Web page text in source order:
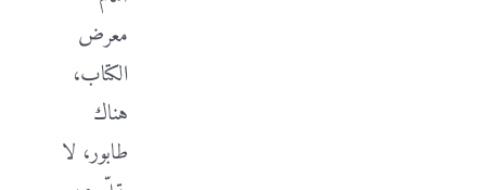
معرض
الكتاب،
هناك
طابور، لا